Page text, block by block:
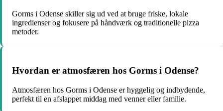
Gorms i Odense skiller sig ud ved at bruge friske, lokale
ingredienser og fokusere på håndværk og traditionelle pizza
metoder.
Hvordan er atmosfæren hos Gorms i Odense?
Atmosfæren hos Gorms i Odense er hyggelig og indbydende,
perfekt til en afslappet middag med venner eller familie.